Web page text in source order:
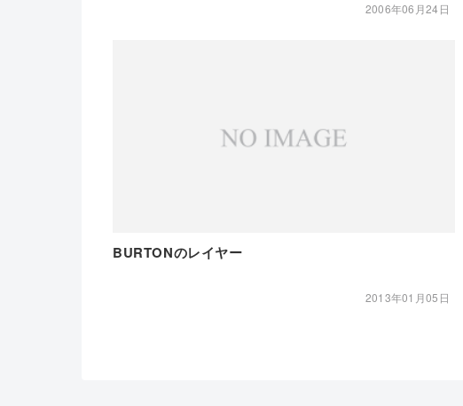
2006年06月24日
BURTONのレイヤー
2013年01月05日